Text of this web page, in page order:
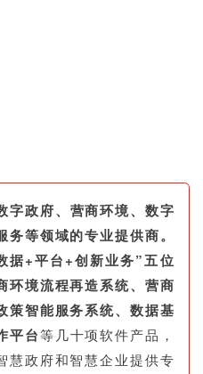
字政府、营商环境、数字
等领域的专业提供商。
据+平台+创新业务”五位
环境流程再造系统、营商
策智能服务系统、数据基
平台等几十项软件产品，
慧政府和智慧企业提供专